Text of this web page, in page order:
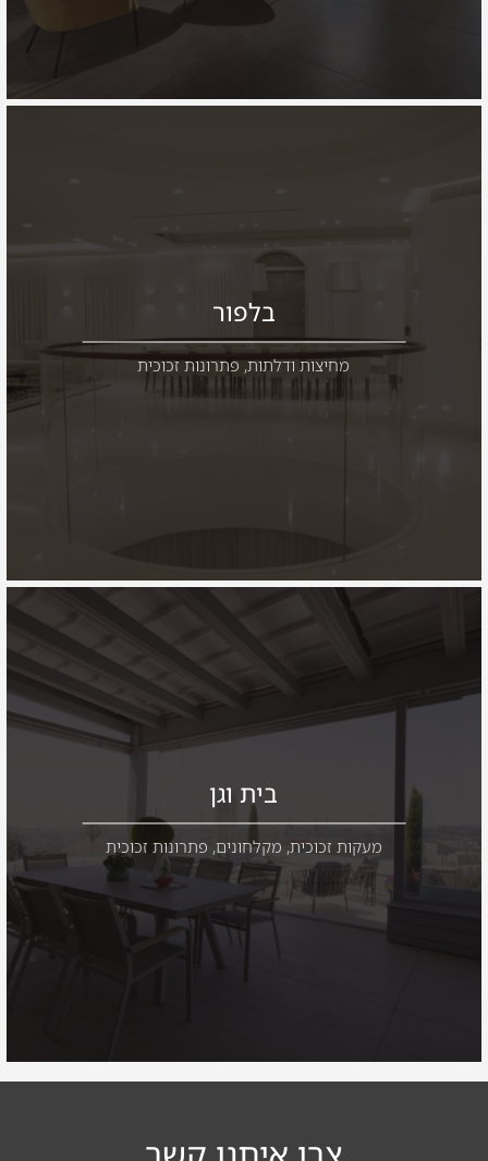
בלפור
מחיצות ודלתות,פתרונות זכוכית
בית וגן
מעקות זכוכית, מקלחונים, פתרונות זכוכית